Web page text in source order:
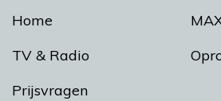
Home
TV & Radio
Prijsvragen